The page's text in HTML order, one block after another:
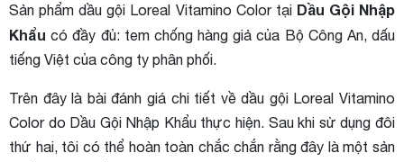
Sản phẩm dầu gội Loreal Vitamino Color tại Dầu Gội Nhập
Khẩu có đầy đủ: tem chống hàng giả của Bộ Công An, dấu
tiếng Việt của công ty phân phối.
Trên đây là bài đánh giá chi tiết về dầu gội Loreal Vitamino
Color do Dầu Gội Nhập Khẩu thực hiện. Sau khi sử dụng đôi
thứ hai, tôi có thể hoàn toàn chắc chắn rằng đây là một sản